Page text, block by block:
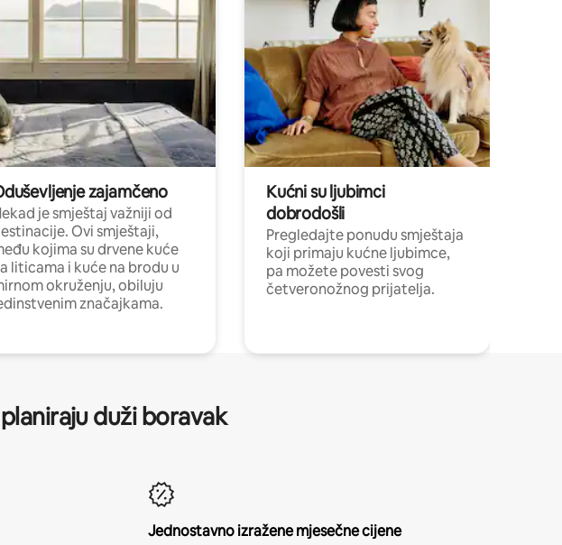
zajamčeno
je smještaj važniji od
Ovi smještaji,
kojima su drvene kuće
liticama i kuće na brodu u
okruženju, obiluju
značajkama.
Kućni su ljubimci
dobrodošli
Pregledajte ponudu smještaja
koji primaju kućne ljubimce,
pa možete povesti svog
četveronožnog prijatelja.
duži boravak
Jednostavno izražene mjesečne cijene